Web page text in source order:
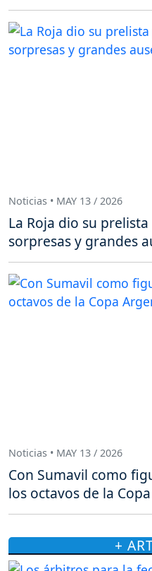
Noticias • MAY 13 / 2026
La Roja dio su
sorpresas y grandes
Noticias • MAY 13 / 2026
Con Sumavil como
los octavos de la
+